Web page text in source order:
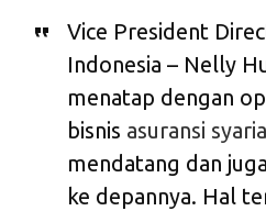
Vice President
Indonesia – Nelly
menatap dengan
bisnis asuransi
mendatang dan
ke depannya. Hal